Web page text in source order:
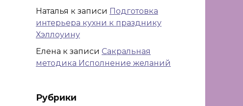
Наталья к записи Подготовка
интерьера кухни к празднику
Хэллоуину
Елена к записи Сакральная
методика Исполнение желаний
Рубрики